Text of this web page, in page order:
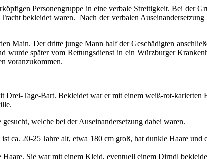
Personengruppe in eine verbale Streitigkeit. Bei der
bekleidet waren. Nach der verbalen
Main. Der dritte junge Mann half der Geschädigten
später vom Rettungsdienst in ein Würzburger
voranzukommen.
Drei-Tage-Bart. Bekleidet war er mit einem weiß-rot-karierten
welche bei der Auseinandersetzung dabei waren.
ca. 20-25 Jahre alt, etwa 180 cm groß, hat dunkle Haare
Sie war mit einem Kleid, eventuell einem Dirndl